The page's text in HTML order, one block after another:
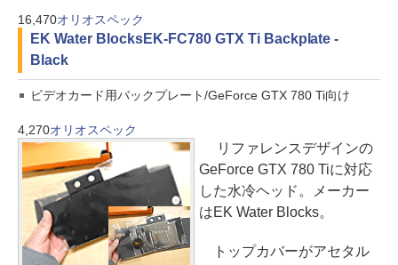
16,470オリオスペック
EK Water BlocksEK-FC780 GTX Ti Backplate -
Black
ビデオカード用バックプレート/GeForce GTX 780 Ti向け
4,270オリオスペック
リファレンスデザインの
GeForce GTX 780 Tiに対応
した水冷ヘッド。メーカー
はEK Water Blocks。
トップカバーがアセタル